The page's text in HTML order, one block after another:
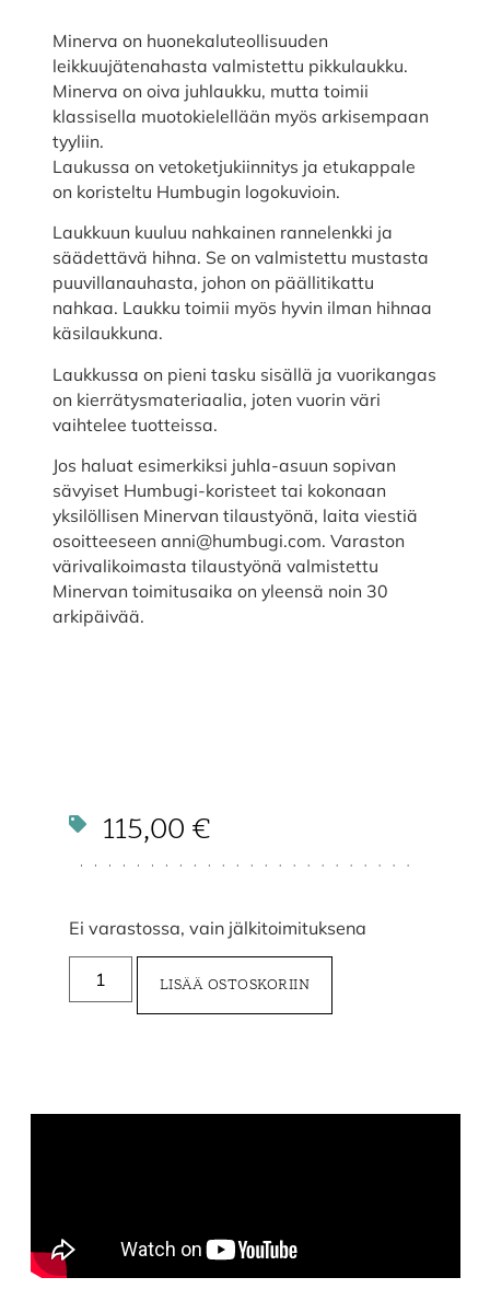
Minerva on huonekaluteollisuuden
leikkuujätenahasta valmistettu pikkulaukku.
Minerva on oiva juhlaukku, mutta toimii
klassisella muotokielellään myös arkisempaan
tyyliin.
Laukussa on vetoketjukiinnitys ja etukappale
on koristeltu Humbugin logokuvioin.
Laukkuun kuuluu nahkainen rannelenkki ja
säädettävä hihna. Se on valmistettu mustasta
puuvillanauhasta, johon on päällitikattu
nahkaa. Laukku toimii myös hyvin ilman hihnaa
käsilaukkuna.
Laukkussa on pieni tasku sisällä ja vuorikangas
on kierrätysmateriaalia, joten vuorin väri
vaihtelee tuotteissa.
Jos haluat esimerkiksi juhla-asuun sopivan
sävyiset Humbugi-koristeet tai kokonaan
yksilöllisen Minervan tilaustyönä, laita viestiä
osoitteeseen anni@humbugi.com. Varaston
värivalikoimasta tilaustyönä valmistettu
Minervan toimitusaika on yleensä noin 30
arkipäivää.
115,00 €
Ei varastossa, vain jälkitoimituksena
LISÄÄ OSTOSKORIIN